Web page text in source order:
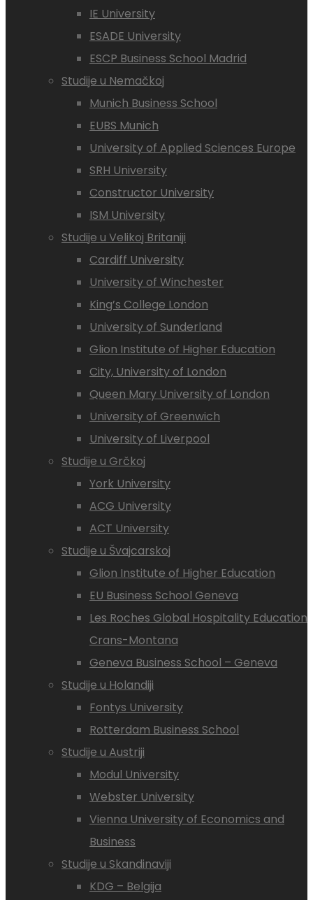
IE University
ESADE University
ESCP Business School Madrid
Studije u Nemačkoj
Munich Business School
EUBS Munich
University of Applied Sciences Europe
SRH University
Constructor University
ISM University
Studije u Velikoj Britaniji
Cardiff University
University of Winchester
King’s College London
University of Sunderland
Glion Institute of Higher Education
City, University of London
Queen Mary University of London
University of Greenwich
University of Liverpool
Studije u Grčkoj
York University
ACG University
ACT University
Studije u Švajcarskoj
Glion Institute of Higher Education
EU Business School Geneva
Les Roches Global Hospitality Education
Crans-Montana
Geneva Business School – Geneva
Studije u Holandiji
Fontys University
Rotterdam Business School
Studije u Austriji
Modul University
Webster University
Vienna University of Economics and
Business
Studije u Skandinaviji
KDG – Belgija